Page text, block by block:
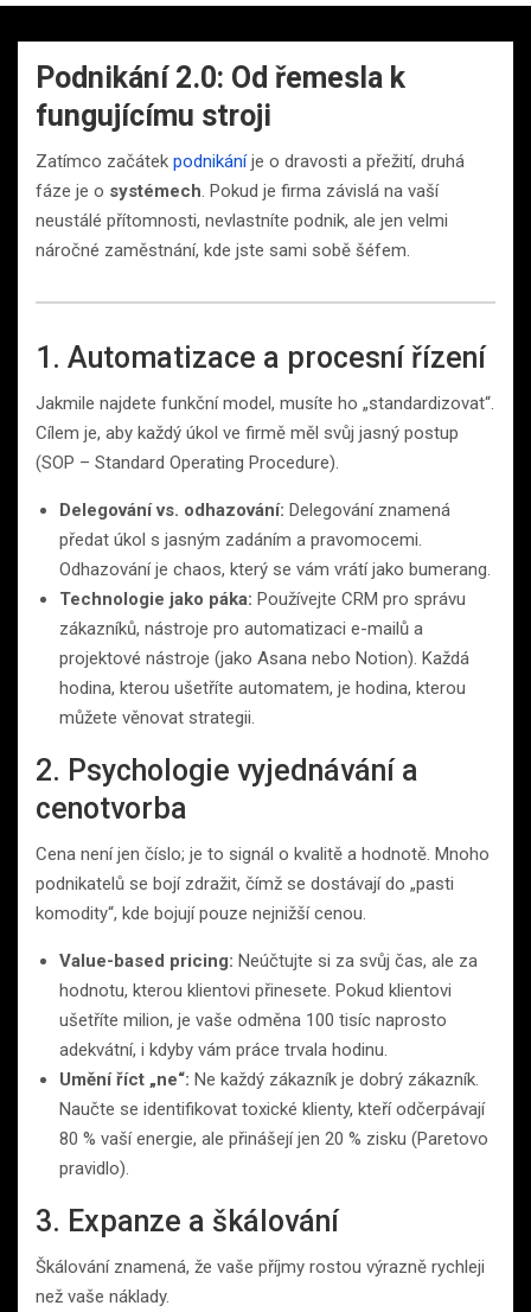
Podnikání 2.0: Od řemesla k
fungujícímu stroji
Zatímco začátek podnikáníje o dravosti a přežití, druhá
fáze je o systémech. Pokud je firma závislá na vaší
neustálé přítomnosti, nevlastníte podnik, ale jen velmi
náročné zaměstnání, kde jste sami sobě šéfem.
1. Automatizace a procesní řízení
Jakmile najdete funkční model, musíte ho „standardizovat“.
Cílem je, aby každý úkol ve firmě měl svůj jasný postup
(SOP – Standard Operating Procedure).
Delegování vs. odhazování: Delegování znamená
předat úkol s jasným zadáním a pravomocemi.
Odhazování je chaos, který se vám vrátí jako bumerang.
Technologie jako páka: Používejte CRM pro správu
zákazníků, nástroje pro automatizaci e-mailů a
projektové nástroje (jako Asana nebo Notion). Každá
hodina, kterou ušetříte automatem, je hodina, kterou
můžete věnovat strategii.
2. Psychologie vyjednávání a
cenotvorba
Cena není jen číslo; je to signál o kvalitě a hodnotě. Mnoho
podnikatelů se bojí zdražit, čímž se dostávají do „pasti
komodity“, kde bojují pouze nejnižší cenou.
Value-based pricing: Neúčtujte si za svůj čas, ale za
hodnotu, kterou klientovi přinesete. Pokud klientovi
ušetříte milion, je vaše odměna 100 tisíc naprosto
adekvátní, i kdyby vám práce trvala hodinu.
Umění říct „ne“: Ne každý zákazník je dobrý zákazník.
Naučte se identifikovat toxické klienty, kteří odčerpávají
80 % vaší energie, ale přinášejí jen 20 % zisku (Paretovo
pravidlo).
3. Expanze a škálování
Škálování znamená, že vaše příjmy rostou výrazně rychleji
než vaše náklady.